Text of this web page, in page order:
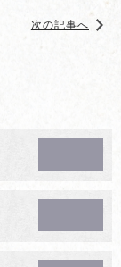
次の記事へ